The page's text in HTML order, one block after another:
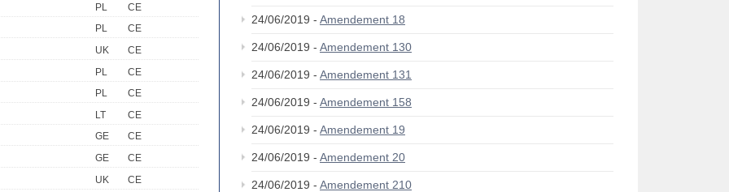
PL
CE
PL
CE
UK
CE
PL
CE
PL
CE
LT
CE
GE
CE
GE
CE
UK
CE
24/06/2019 - Amendement 18
24/06/2019 - Amendement 130
24/06/2019 - Amendement 131
24/06/2019 - Amendement 158
24/06/2019 - Amendement 19
24/06/2019 - Amendement 20
24/06/2019 - Amendement 210